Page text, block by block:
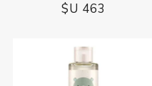
$U 463